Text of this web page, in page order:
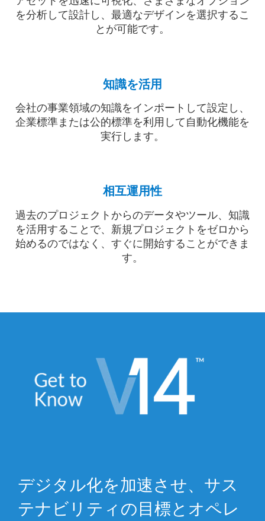
を分析して設計し、最適なデザインを選択するこ
とが可能です。
知識を活用
会社の事業領域の知識をインポートして設定し、
企業標準または公的標準を利用して自動化機能を
実行します。
相互運用性
過去のプロジェクトからのデータやツール、知識
を活用することで、新規プロジェクトをゼロから
始めるのではなく、すぐに開始することができま
す。
デジタル化を加速させ、サス
テナビリティの目標とオペレ